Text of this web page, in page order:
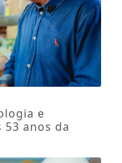
e
53 anos da